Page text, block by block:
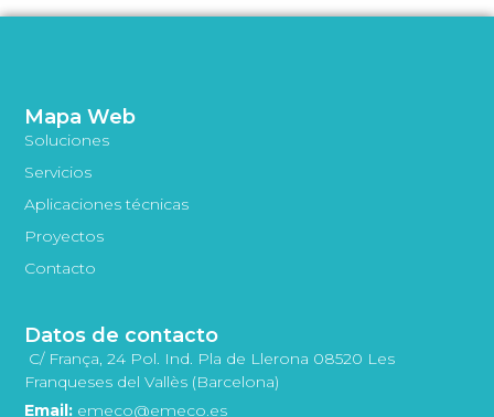
Mapa Web
Soluciones
Servicios
Aplicaciones técnicas
Proyectos
Contacto
Datos de contacto
C/ França, 24 Pol. Ind. Pla de Llerona 08520 Les
Franqueses del Vallès (Barcelona)
Email: emeco@emeco.es